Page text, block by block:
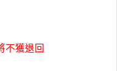
不獲退回